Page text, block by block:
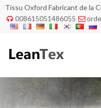
Tissu Oxford Fabricant de la
 008615051486055 